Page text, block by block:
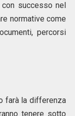
successo nel
normative come
percorsi
farà la differenza
tenere sotto